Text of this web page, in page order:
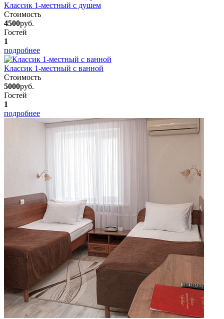
Классик 1-местный с душем
Стоимость
4500руб.
Гостей
1
подробнее
Классик 1-местный с ванной
Стоимость
5000руб.
Гостей
1
подробнее